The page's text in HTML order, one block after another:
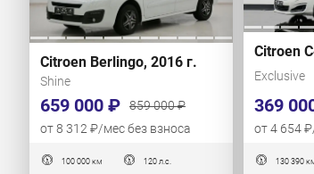
Citroen Berlingo, 2016 г.
Shine
659 000 ₽
859 000 ₽
от 8 312 ₽/мес без взноса
100 000 км 120 л.с.
Citroen
Exclusive
369
от 4 654
130 390